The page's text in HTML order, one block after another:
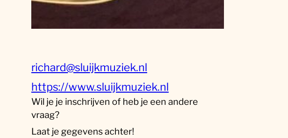
richard@sluijkmuziek.nl
https://www.sluijkmuziek.nl
Wil je je inschrijven of heb je een andere
vraag?
Laat je gegevens achter!